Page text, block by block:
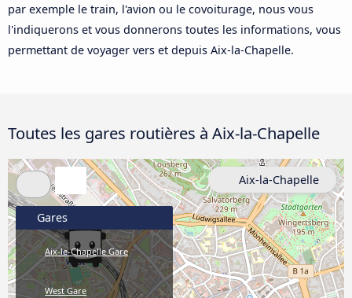
par exemple le train, l'avion ou le covoiturage, nous vous
l'indiquerons et vous donnerons toutes les informations, vous
permettant de voyager vers et depuis Aix-la-Chapelle.
Toutes les gares routières à Aix-la-Chapelle
Gares
Aix-le-Chapelle Gare
West Gare
Aix-la-Chapelle